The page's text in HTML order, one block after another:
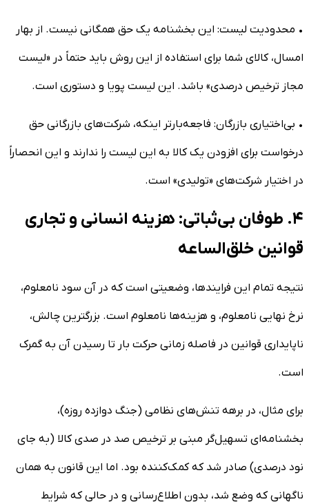
• محدودیت لیست: این بخشنامه یک حق همگانی نیست. از بهار
امسال، کالای شما برای استفاده از این روش باید حتماً در «لیست
مجاز ترخیص درصدی» باشد. این لیست پویا و دستوری است.
• بی‌اختیاری بازرگان: فاجعه‌بارتر اینکه، شرکت‌های بازرگانی حق
درخواست برای افزودن یک کالا به این لیست را ندارند و این انحصاراً
در اختیار شرکت‌های «تولیدی» است.
۴. طوفان بی‌ثباتی: هزینه انسانی و تجاری
قوانین خلق‌الساعه
نتیجه تمام این فرایندها، وضعیتی است که در آن سود نامعلوم،
نرخ نهایی نامعلوم، و هزینه‌ها نامعلوم است. بزرگترین چالش،
ناپایداری قوانین در فاصله زمانی حرکت بار تا رسیدن آن به گمرک
است.
برای مثال، در برهه تنش‌های نظامی (جنگ دوازده روزه)،
بخشنامه‌ای تسهیل‌گر مبنی بر ترخیص صد در صدی کالا (به جای
نود درصدی) صادر شد که کمک‌کننده بود. اما این قانون به همان
ناگهانی که وضع شد، بدون اطلاع‌رسانی و در حالی که شرایط